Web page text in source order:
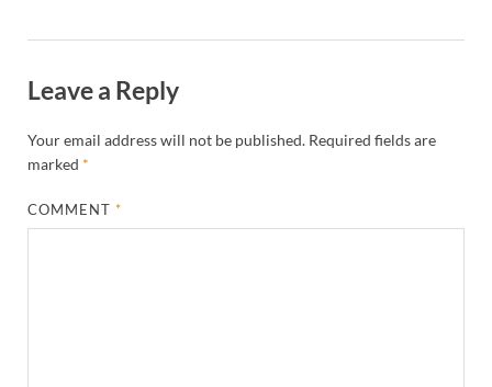
Leave a Reply
Your email address will not be published. Required fields are
marked *
COMMENT*